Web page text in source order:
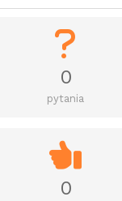
0
pytania
0